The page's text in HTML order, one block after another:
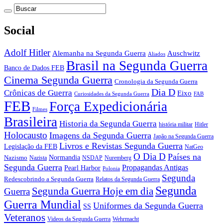
Social
Adolf Hitler Alemanha na Segunda Guerra Aliados Auschwitz
Banco de Dados FEB Brasil na Segunda Guerra
Cinema Segunda Guerra Cronologia da Segunda Guerra
Crônicas de Guerra Curiosidades da Segunda Guerra Dia D Eixo FAB
FEB Filmes Força Expedicionária
Brasileira Historia da Segunda Guerra história militar Hitler
Holocausto Imagens da Segunda Guerra Japão na Segunda Guerra
Legislação da FEB Livros e Revistas Segunda Guerra NatGeo
Nazismo Nazista Normandia NSDAP Nuremberg O Dia D Países na
Segunda Guerra Pearl Harbor Polonia Propagandas Antigas
Redescobrindo a Segunda Guerra Relatos da Segunda Guerra Segunda
Guerra Segunda Guerra Hoje em dia Segunda
Guerra Mundial SS Uniformes da Segunda Guerra
Veteranos Videos da Segunda Guerra Wehrmacht